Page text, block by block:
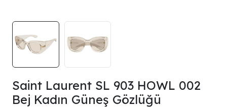
Saint Laurent SL 903 HOWL 002
Bej Kadın Güneş Gözlüğü